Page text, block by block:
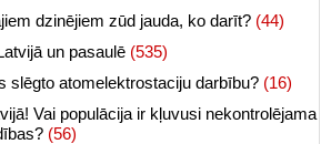
dzinējiem zūd jauda, ko darīt? (44)
un pasaulē (535)
slēgto atomelektrostaciju darbību? (16)
Vai populācija ir kļuvusi nekontrolējama
(56)